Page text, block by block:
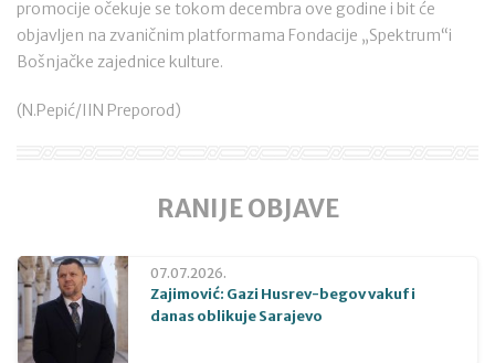
promocije očekuje se tokom decembra ove godine i bit će
objavljen na zvaničnim platformama Fondacije „Spektrum“i
Bošnjačke zajednice kulture.
(N.Pepić/IIN Preporod)
RANIJE OBJAVE
07.07.2026.
Zajimović: Gazi Husrev-begov vakuf i
danas oblikuje Sarajevo